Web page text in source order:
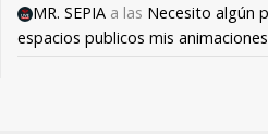
MR. SEPIA a las Necesito algún
espacios publicos mis